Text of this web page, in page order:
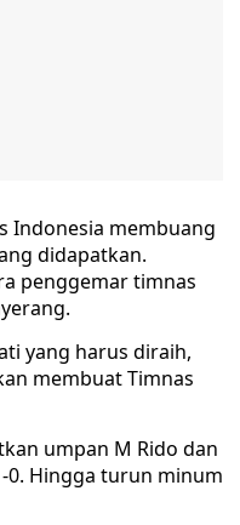
Indonesia membuang
didapatkan.
penggemar timnas
yang harus diraih,
membuat Timnas
umpan M Rido dan
0. Hingga turun minum